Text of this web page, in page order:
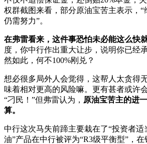
权群截图来看，部分原油宝苦主表示，
仍需努力”。
在弗雷看来，这件事恐怕未必能这么快就
度，你中行作出重大让步，说明你已经
然如此，何不100%刚兑？
想必很多局外人会觉得，这帮人太贪得
味着相对更高的风险嘛。更有甚者或许
“刁民！”但弗雷认为， 原油宝苦主的进
算。
中行这次马失前蹄主要栽在了“投资者适
油”产品在中行被评为“R3级平衡型”，在